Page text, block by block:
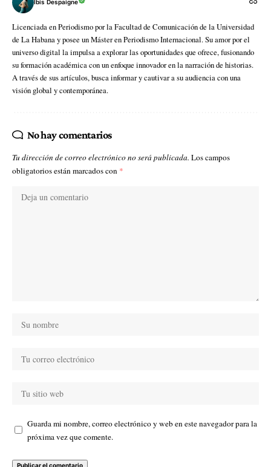
Ibis Despaigne
Licenciada en Periodismo por la Facultad de Comunicación de la Universidad
de La Habana y posee un Máster en Periodismo Internacional. Su amor por el
universo digital la impulsa a explorar las oportunidades que ofrece, fusionando
su formación académica con un enfoque innovador en la narración de historias.
A través de sus artículos, busca informar y cautivar a su audiencia con una
visión global y contemporánea.
No hay comentarios
Tu dirección de correo electrónico no será publicada. Los campos
obligatorios están marcados con *
Guarda mi nombre, correo electrónico y web en este navegador para la
próxima vez que comente.